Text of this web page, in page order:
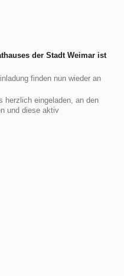
der Stadt Weimar ist
finden nun wieder an
herzlich eingeladen, an den
und diese aktiv